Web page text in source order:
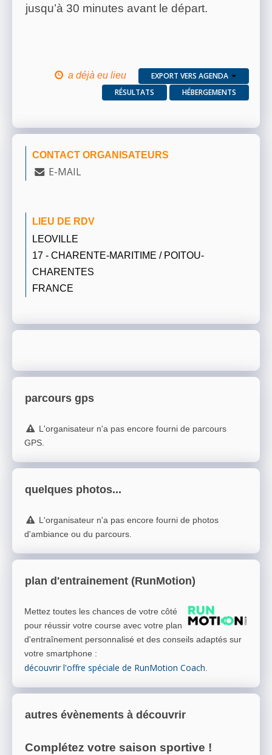
jusqu’à 30 minutes avant le départ.
a déjà eu lieu
EXPORT VERS AGENDA
RÉSULTATS
HÉBERGEMENTS
CONTACT ORGANISATEURS
E-MAIL
LIEU DE RDV
LEOVILLE
17 - CHARENTE-MARITIME / POITOU-
CHARENTES
FRANCE
parcours gps
L'organisateur n'a pas encore fourni de parcours
GPS.
quelques photos...
L'organisateur n'a pas encore fourni de photos
d'ambiance ou du parcours.
plan d'entrainement (RunMotion)
Mettez toutes les chances de votre côté
pour réussir votre course avec votre plan
d'entraînement personnalisé et des conseils adaptés sur
votre smartphone :
découvrir l'offre spéciale de RunMotion Coach.
autres évènements à découvrir
Complétez votre saison sportive !